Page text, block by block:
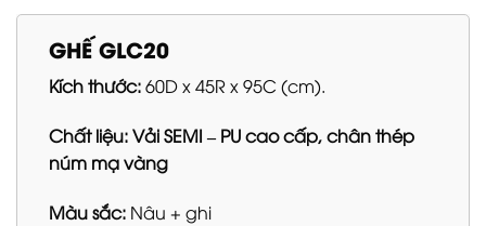
GHẾ GLC20
Kích thước:60D x 45R x 95C (cm).
Chất liệu: Vải SEMI – PU cao cấp, chân thép
núm mạ vàng
Màu sắc: Nâu + ghi